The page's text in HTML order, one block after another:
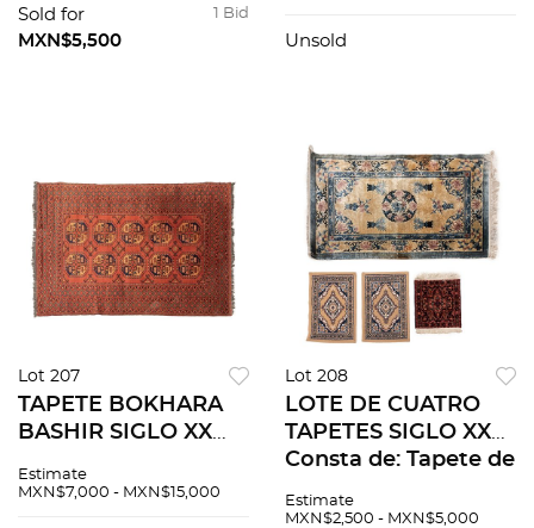
vegetal y campo
decorado 760 x 67
1 Bid
Sold for
MXN$5,500
campo decorado y
Unsold
Lot 207
TAPETE BOKHARA
BASHIR SIGLO XX
de lana, algodón
Estimate
MXN$7,000 - MXN$15,000
Lot 208
LOTE DE CUATRO
TAPETES SIGLO XX
Consta de: Tapete de
pies de cama
Estimate
MXN$2,500 - MXN$5,000